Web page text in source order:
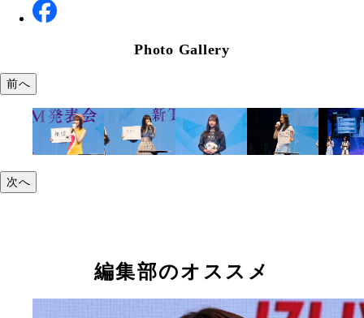
Photo Gallery
前へ
次へ
編集部のオススメ